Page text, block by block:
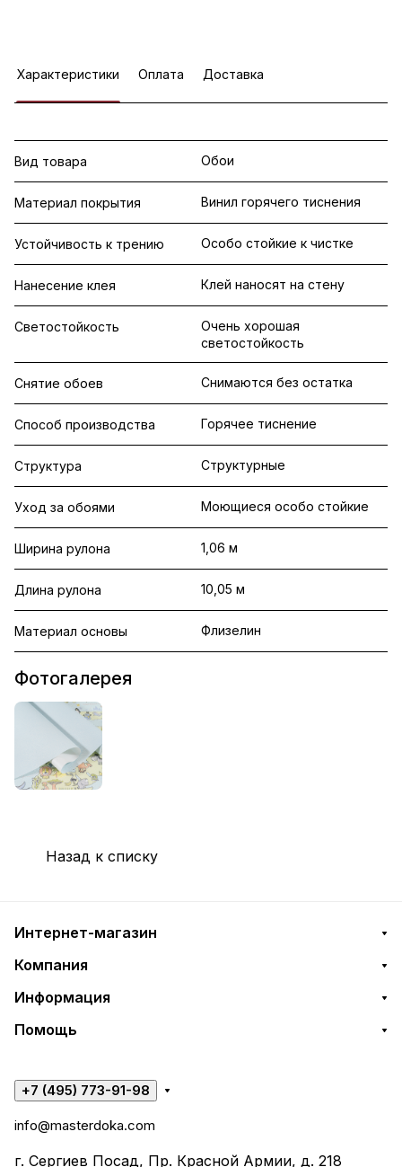
Характеристики Оплата Доставка
Вид товара Обои
Материал покрытия Винил горячего тиснения
Устойчивость к трению Особо стойкие к чистке
Нанесение клея Клей наносят на стену
Светостойкость
Очень хорошая
светостойкость
Снятие обоев Снимаются без остатка
Способ производства Горячее тиснение
Структура Структурные
Уход за обоями Моющиеся особо стойкие
Ширина рулона 1,06 м
Длина рулона 10,05 м
Материал основы Флизелин
Фотогалерея
Назад к списку
Интернет-магазин
Компания
Информация
Помощь
+7 (495) 773-91-98
info@masterdoka.com
г. Сергиев Посад, Пр. Красной Армии, д. 218